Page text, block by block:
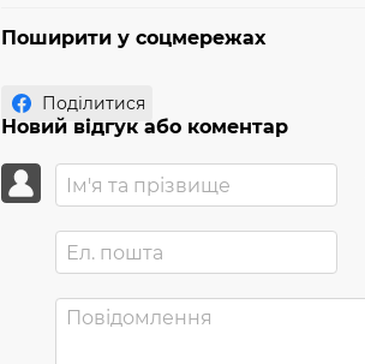
Поширити у соцмережах
Поділитися
Новий відгук або коментар